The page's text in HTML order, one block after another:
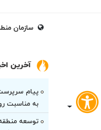
سازمان
آخرین
پیام
به مناسبت
توسعه